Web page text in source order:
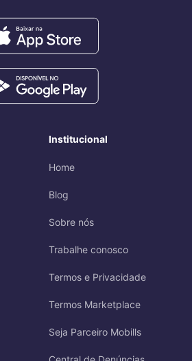
Institucional
Home
Blog
Sobre nós
Trabalhe conosco
Termos e Privacidade
Termos Marketplace
Seja Parceiro Mobills